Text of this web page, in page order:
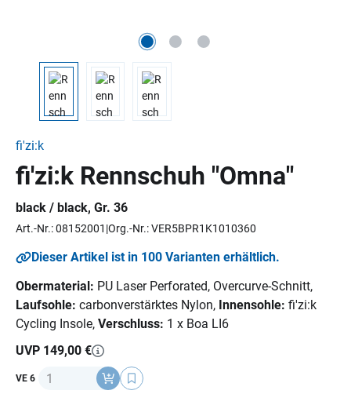
fi'zi:k
fi'zi:k Rennschuh "Omna"
black / black, Gr. 36
Art.-Nr.: 08152001 Org.-Nr.: VER5BPR1K1010360
Dieser Artikel ist in 100 Varianten erhältlich.
Obermaterial: PU Laser Perforated, Overcurve-Schnitt,
Laufsohle: carbonverstärktes Nylon, Innensohle: fi'zi:k
Cycling Insole, Verschluss: 1 x Boa LI6
UVP 149,00 €
VE 6 Anzahl